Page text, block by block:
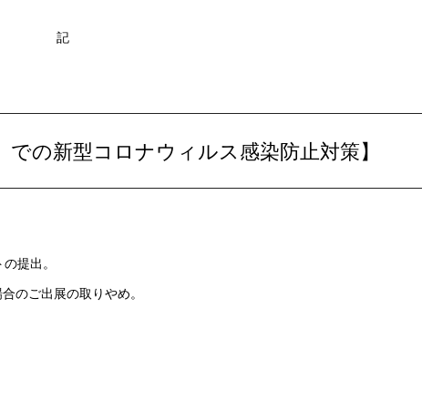
記
での新型コロナウィルス感染防止対策】
提出。
のご出展の取りやめ。